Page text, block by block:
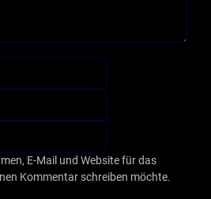
E-Mail und Website für das
Kommentar schreiben möchte.